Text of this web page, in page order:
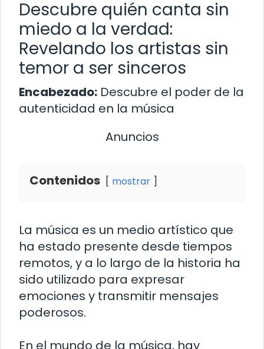
Descubre quién canta sin
miedo a la verdad:
Revelando los artistas sin
temor a ser sinceros
Encabezado: Descubre el poder de la
autenticidad en la música
Anuncios
Contenidos mostrar
La música es un medio artístico que
ha estado presente desde tiempos
remotos, y a lo largo de la historia ha
sido utilizado para expresar
emociones y transmitir mensajes
poderosos.
En el mundo de la música, hay